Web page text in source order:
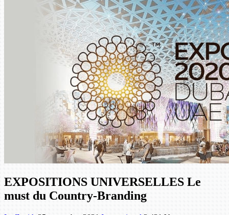
EXPOSITIONS UNIVERSELLES Le
must du Country-Branding